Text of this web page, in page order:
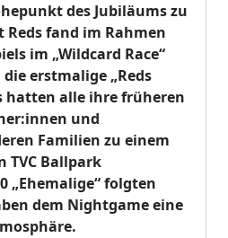
des Jubiläums zu
fand im Rahmen
im „Wildcard Race“
erstmalige „Reds
hatten alle ihre früheren
und
Familien zu einem
TVC Ballpark
„Ehemalige“ folgten
dem Nightgame eine